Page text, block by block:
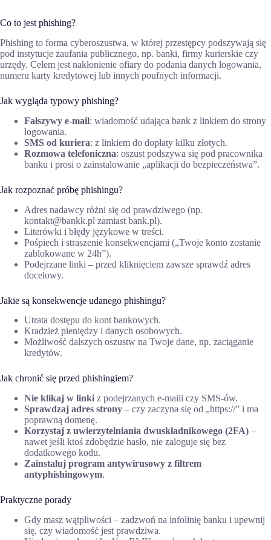
Co to jest phishing?
Phishing to forma cyberoszustwa, w której przestępcy podszywają się
pod instytucje zaufania publicznego, np. banki, firmy kurierskie czy
urzędy. Celem jest nakłonienie ofiary do podania danych logowania,
numeru karty kredytowej lub innych poufnych informacji.
Jak wygląda typowy phishing?
Fałszywy e-mail: wiadomość udająca bank z linkiem do strony
logowania.
SMS od kuriera: z linkiem do dopłaty kilku złotych.
Rozmowa telefoniczna: oszust podszywa się pod pracownika
banku i prosi o zainstalowanie „aplikacji do bezpieczeństwa”.
Jak rozpoznać próbę phishingu?
Adres nadawcy różni się od prawdziwego (np.
kontakt@bankk.pl zamiast bank.pl).
Literówki i błędy językowe w treści.
Pośpiech i straszenie konsekwencjami („Twoje konto zostanie
zablokowane w 24h”).
Podejrzane linki – przed kliknięciem zawsze sprawdź adres
docelowy.
Jakie są konsekwencje udanego phishingu?
Utrata dostępu do kont bankowych.
Kradzież pieniędzy i danych osobowych.
Możliwość dalszych oszustw na Twoje dane, np. zaciąganie
kredytów.
Jak chronić się przed phishingiem?
Nie klikaj w linki z podejrzanych e-maili czy SMS-ów.
Sprawdzaj adres strony – czy zaczyna się od „https://” i ma
poprawną domenę.
Korzystaj z uwierzytelniania dwuskładnikowego (2FA) –
nawet jeśli ktoś zdobędzie hasło, nie zaloguje się bez
dodatkowego kodu.
Zainstaluj program antywirusowy z filtrem
antyphishingowym.
Praktyczne porady
Gdy masz wątpliwości – zadzwoń na infolinię banku i upewnij
się, czy wiadomość jest prawdziwa.